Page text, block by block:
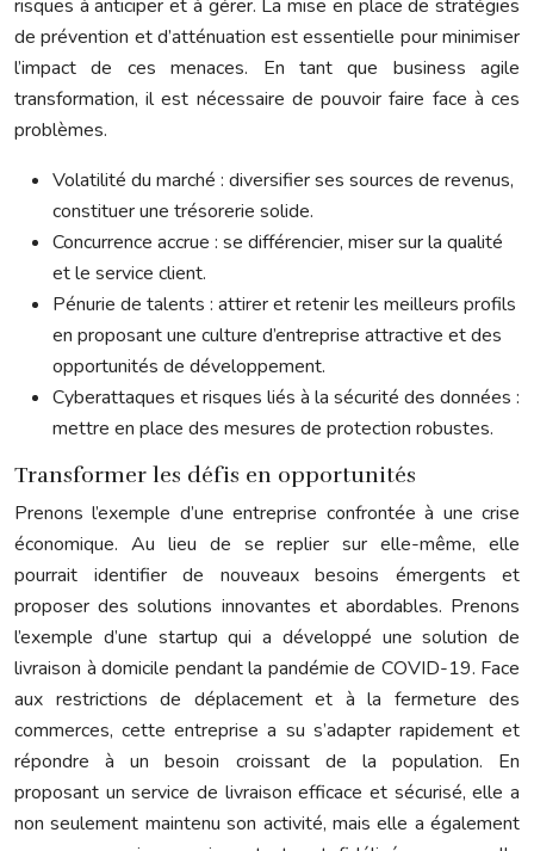
risques à anticiper et à gérer. La mise en place de stratégies
de prévention et d’atténuation est essentielle pour minimiser
l’impact de ces menaces. En tant que business agile
transformation, il est nécessaire de pouvoir faire face à ces
problèmes.
Volatilité du marché : diversifier ses sources de revenus,
constituer une trésorerie solide.
Concurrence accrue : se différencier, miser sur la qualité
et le service client.
Pénurie de talents : attirer et retenir les meilleurs profils
en proposant une culture d’entreprise attractive et des
opportunités de développement.
Cyberattaques et risques liés à la sécurité des données :
mettre en place des mesures de protection robustes.
Transformer les défis en opportunités
Prenons l’exemple d’une entreprise confrontée à une crise
économique. Au lieu de se replier sur elle-même, elle
pourrait identifier de nouveaux besoins émergents et
proposer des solutions innovantes et abordables. Prenons
l’exemple d’une startup qui a développé une solution de
livraison à domicile pendant la pandémie de COVID-19. Face
aux restrictions de déplacement et à la fermeture des
commerces, cette entreprise a su s’adapter rapidement et
répondre à un besoin croissant de la population. En
proposant un service de livraison efficace et sécurisé, elle a
non seulement maintenu son activité, mais elle a également